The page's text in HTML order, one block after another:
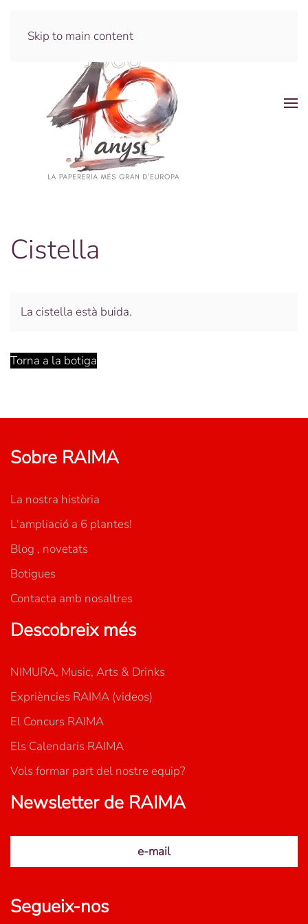
Skip to main content
Cistella
La cistella està buida.
Torna a la botiga
Sobre RAIMA
La nostra història
L'ampliació a 6 plantes!
Blog , novetats
Botigues
Contacta amb nosaltres
Descobreix més
NIMURA, Music, Arts & Drinks
Expriències RAIMA (videos)
El Concurs RAIMA
Els Calendaris RAIMA
Vols formar part del nostre equip?
Newsletter de RAIMA
e-mail
Segueix-nos